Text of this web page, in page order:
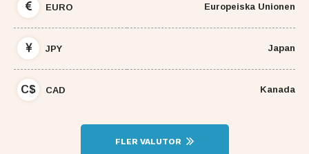
EURO Europeiska Unionen
JPY Japan
C$ CAD Kanada
FLER VALUTOR